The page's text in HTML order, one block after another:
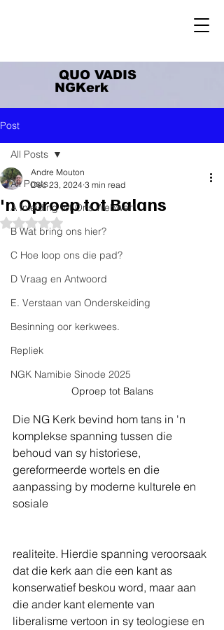
QUO VADIS
NGKerk
Post
All Posts
A Inleiding tot Ons Webwerf
B Wat bring ons hier?
C Hoe loop ons die pad?
D Vraag en Antwoord
E. Verstaan van Onderskeiding
Besinning oor kerkwees.
Repliek
NGK Namibie Sinode 2025
All Posts
'n Oproep tot Balans
Andre Mouton
Dec 23, 2024 3 min read
Rated NaN out of 5 stars.
Oproep tot Balans
Die NG Kerk bevind hom tans in 'n
komplekse spanning tussen die
behoud van sy historiese,
gereformeerde wortels en die
aanpassing by moderne kulturele en
sosiale
realiteite. Hierdie spanning veroorsaak
dat die kerk aan die een kant as
konserwatief beskou word, maar aan
die ander kant elemente van
liberalisme vertoon in sy teologiese en